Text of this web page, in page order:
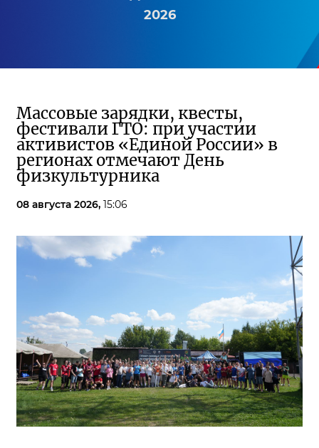
2026
Массовые зарядки, квесты,
фестивали ГТО: при участии
активистов «Единой России» в
регионах отмечают День
физкультурника
08 августа 2026, 15:06